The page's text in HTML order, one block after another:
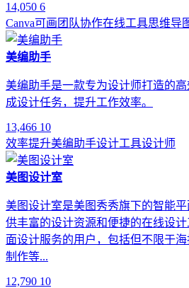
14,050 6
Canva可画 团队协作在线工具思维导
美编助手
美编助手是一款专为设计师打造的
成设计任务，提升工作效率。
13,466 10
效率提升美编助手设计工具设计师
美图设计室
美图设计室是美图秀秀旗下的智能
供丰富的设计资源和便捷的在线设
面设计服务的用户，包括但不限于
制作等...
12,790 10